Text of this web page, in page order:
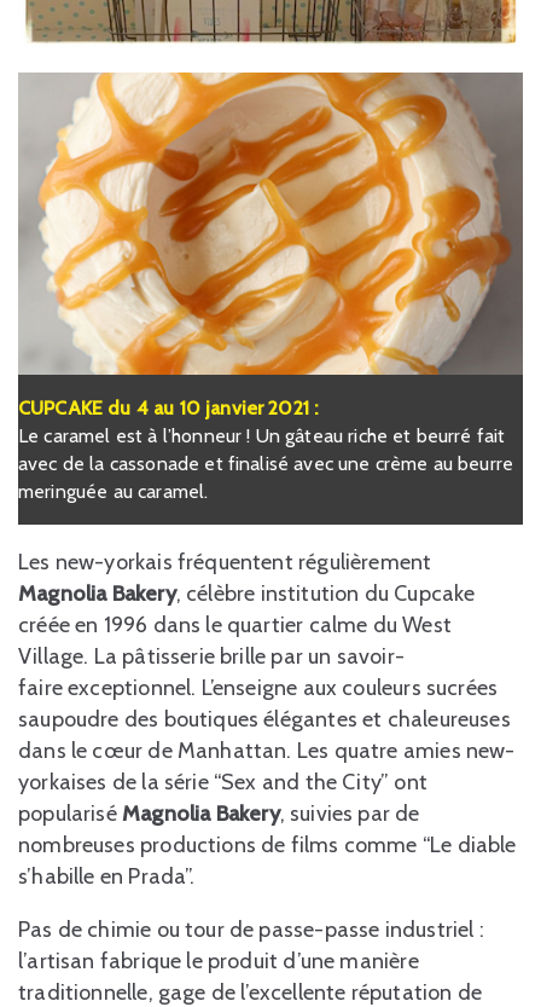
CUPCAKE du 4 au 10 janvier 2021 :
Le caramel est à l’honneur ! Un gâteau riche et beurré fait
avec de la cassonade et finalisé avec une crème au beurre
meringuée au caramel.
Les new-yorkais fréquentent régulièrement
Magnolia Bakery, célèbre institution du Cupcake
créée en 1996 dans le quartier calme du West
Village. La pâtisserie brille par un savoir-
faire exceptionnel. L’enseigne aux couleurs sucrées
saupoudre des boutiques élégantes et chaleureuses
dans le cœur de Manhattan. Les quatre amies new-
yorkaises de la série “Sex and the City” ont
populariséMagnolia Bakery, suivies par de
nombreuses productions de films comme “Le diable
s’habille en Prada”.
Pas de chimie ou tour de passe-passe industriel :
l’artisan fabrique le produit d’une manière
traditionnelle, gage de l’excellente réputation de